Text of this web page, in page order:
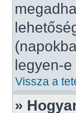
legyen-
Vissza a
»